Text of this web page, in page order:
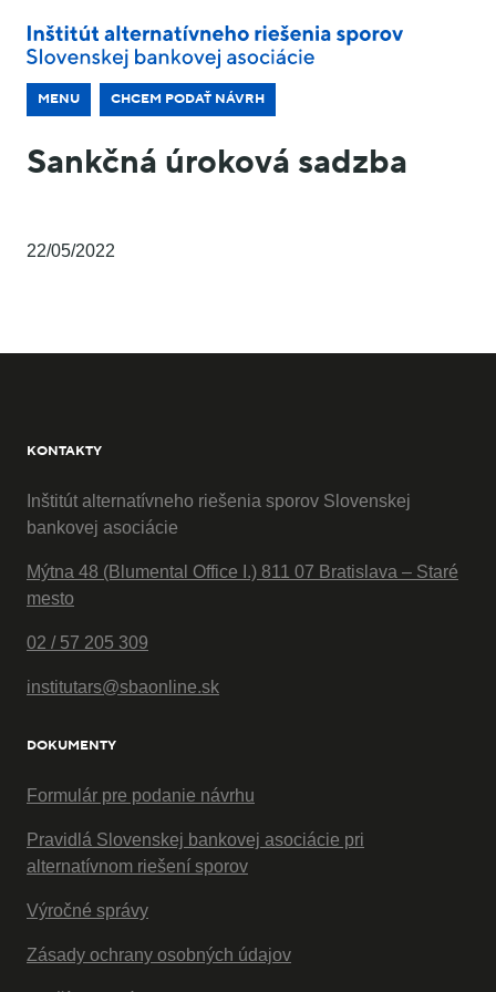
MENU CHCEM PODAŤ NÁVRH
Sankčná úroková sadzba
22/05/2022
KONTAKTY
Inštitút alternatívneho riešenia sporov Slovenskej
bankovej asociácie
Mýtna 48 (Blumental Office I.) 811 07 Bratislava – Staré
mesto
02 / 57 205 309
institutars@sbaonline.sk
DOKUMENTY
Formulár pre podanie návrhu
Pravidlá Slovenskej bankovej asociácie pri
alternatívnom riešení sporov
Výročné správy
Zásady ochrany osobných údajov